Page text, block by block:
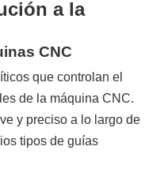
a la
CNC
que controlan el
de la máquina CNC.
y preciso a lo largo de
tipos de guías